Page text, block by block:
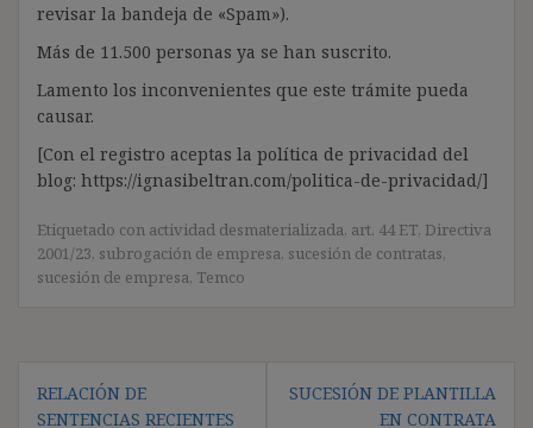
revisar la bandeja de «Spam»).
Más de 11.500 personas ya se han suscrito.
Lamento los inconvenientes que este trámite pueda
causar.
[Con el registro aceptas la política de privacidad del
blog: https://ignasibeltran.com/politica-de-privacidad/]
Etiquetado con actividad desmaterializada, art. 44 ET, Directiva
2001/23, subrogación de empresa, sucesión de contratas,
sucesión de empresa, Temco
Navegación
de
RELACIÓN DE
SENTENCIAS RECIENTES
SUCESIÓN DE PLANTILLA
EN CONTRATA